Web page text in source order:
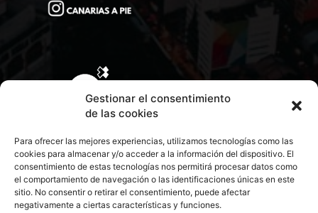
Gestionar el consentimiento
de las cookies
Para ofrecer las mejores experiencias, utilizamos tecnologías como las
cookies para almacenar y/o acceder a la información del dispositivo. El
consentimiento de estas tecnologías nos permitirá procesar datos como
el comportamiento de navegación o las identificaciones únicas en este
sitio. No consentir o retirar el consentimiento, puede afectar
negativamente a ciertas características y funciones.
CONTACTA CON NOSOTROS